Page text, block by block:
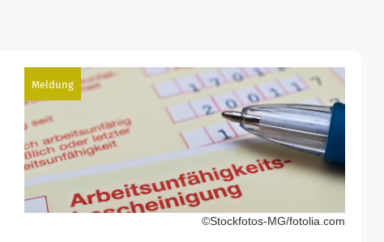
Meldung
©Stockfotos-MG/fotolia.com